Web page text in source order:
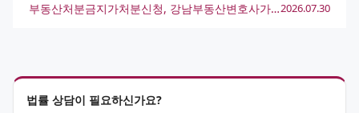
법률 상담이 필요하신가요?
부동산처분금지가처분신청, 강남부동산변호사가 알려주는 핵심 전략과 절차2026.07.30